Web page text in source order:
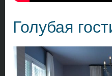
Голубая